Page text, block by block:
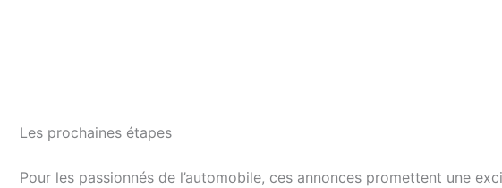
Les prochaines étapes
Pour les passionnés de l’automobile, ces annonces promettent une